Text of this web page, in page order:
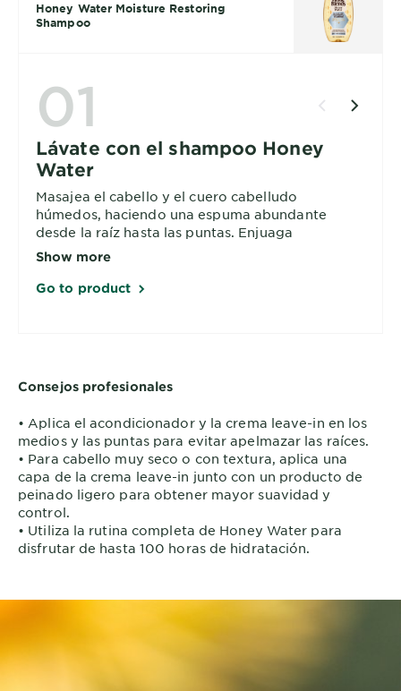
01
Lávate con el shampoo Honey
Water
Masajea el cabello y el cuero cabelludo
húmedos, haciendo una espuma abundante
desde la raíz hasta las puntas. Enjuaga
minuciosamente.
Show more
Go to product
Honey Water Moisture Restoring
Shampoo
Consejos profesionales
• Aplica el acondicionador y la crema leave-in en los
medios y las puntas para evitar apelmazar las raíces.
• Para cabello muy seco o con textura, aplica una
capa de la crema leave-in junto con un producto de
peinado ligero para obtener mayor suavidad y
control.
• Utiliza la rutina completa de Honey Water para
disfrutar de hasta 100 horas de hidratación.